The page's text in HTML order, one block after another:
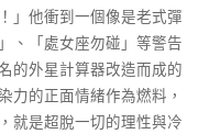
」他衝到一個像是老式彈
、「處女座勿碰」等警告
的外星計算器改造而成的
力的正面情緒作為燃料，
就是超脫一切的理性與冷